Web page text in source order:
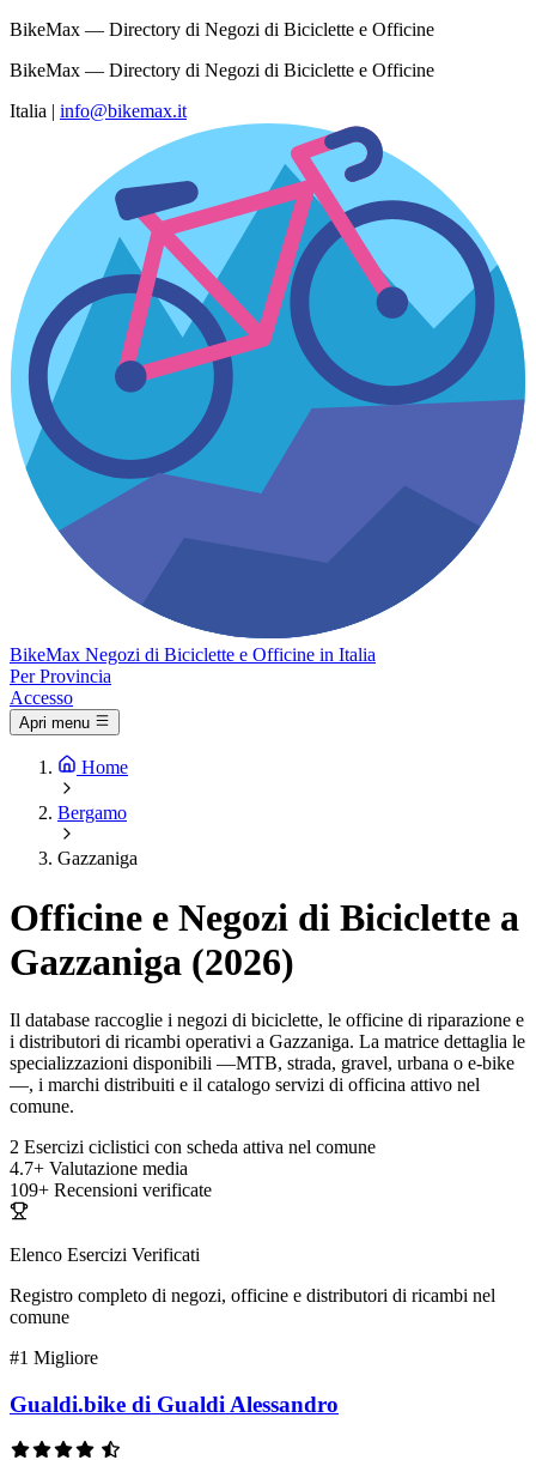
BikeMax — Directory di Negozi di Biciclette e Officine
BikeMax — Directory di Negozi di Biciclette e Officine
Italia | info@bikemax.it
BikeMax Negozi di Biciclette e Officine in Italia
Per Provincia
Accesso
Apri menu
Home
Bergamo
Gazzaniga
Officine e Negozi di Biciclette a
Gazzaniga (2026)
Il database raccoglie i negozi di biciclette, le officine di riparazione e
i distributori di ricambi operativi a Gazzaniga. La matrice dettaglia le
specializzazioni disponibili —MTB, strada, gravel, urbana o e-bike
—, i marchi distribuiti e il catalogo servizi di officina attivo nel
comune.
2 Esercizi ciclistici con scheda attiva nel comune
4.7+ Valutazione media
109+ Recensioni verificate
Elenco Esercizi Verificati
Registro completo di negozi, officine e distributori di ricambi nel
comune
#1 Migliore
Gualdi.bike di Gualdi Alessandro